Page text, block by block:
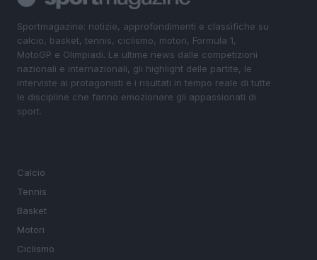
Sportmagazine: notizie, approfondimenti e classifiche su
calcio, basket, tennis, ciclismo, motori, Formula 1,
MotoGP e Olimpiadi. Le ultime news dalle competizioni
nazionali e internazionali, gli highlight delle partite, le
interviste ai protagonisti e i risultati in tempo reale di tutte
le discipline che fanno emozionare gli appassionati di
sport.
Calcio
Tennis
Basket
Motori
Ciclismo